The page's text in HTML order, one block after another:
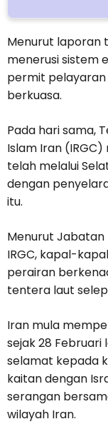
Menurut laporan
menerusi sistem
permit pelayaran
berkuasa.
Pada hari sama,
Islam Iran
telah melalui
dengan
itu.
Menurut Jabatan
IRGC, kapal-
perairan
tentera laut
Iran mula
sejak 28
selamat kepada
kaitan dengan
serangan
wilayah Iran.